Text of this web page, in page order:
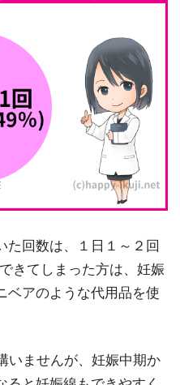
た回数は、１日１～２回
きてしまった方は、妊娠
ベアのような代用品を使
いませんが、妊娠中期か